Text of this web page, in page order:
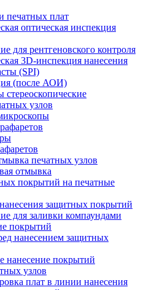
печатных плат
оптическая инспекция
для рентгеновского контроля
3D-инспекция нанесения
(SPI)
(после АОИ)
узлов
печатных узлов
отмывка
покрытий на печатные
защитных покрытий
для заливки компаундами
покрытий
нанесением защитных
нанесение покрытий
узлов
плат в линии нанесения